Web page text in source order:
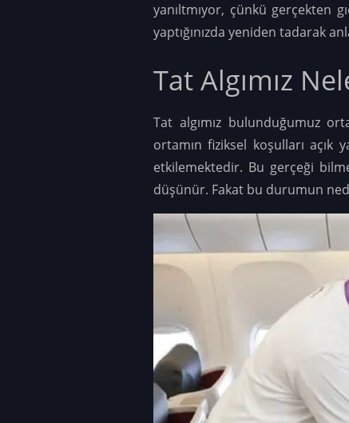
yanıltmıyor, çünkü gerçekten
yaptığınızda yeniden tadarak
Tat Algımız
Tat algımız bulunduğumuz
ortamın fiziksel koşulları açık
etkilemektedir. Bu gerçeği
düşünür. Fakat bu durumun